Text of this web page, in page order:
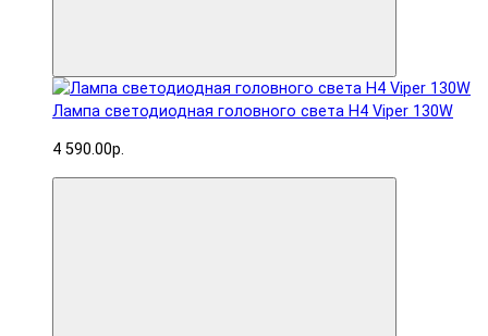
Лампа светодиодная головного света H4 Viper 130W
4 590.00р.